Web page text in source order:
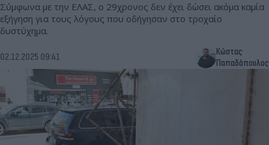
Σύμφωνα με την ΕΛΑΣ, ο 29χρονος δεν έχει δώσει ακόμα καμία
εξήγηση για τους λόγους που οδήγησαν στο τροχαίο
δυστύχημα.
02.12.2025 09:41
Κώστας
Παπαδόπουλος